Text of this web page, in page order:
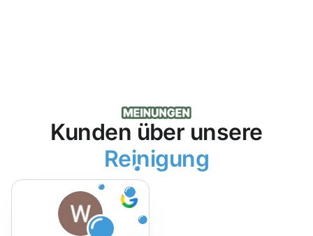
Kunden über unsere
Reinigung